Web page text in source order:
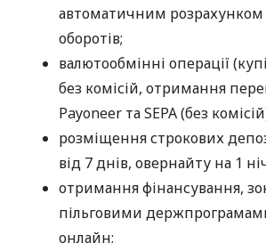
автоматичним розрахунком
оборотів;
валютообмінні операції
без комісій, отримання
Payoneer та SEPA (без
розміщення строкових
від 7 днів, овернайту на 1
отримання фінансування,
пільговими
онлайн;